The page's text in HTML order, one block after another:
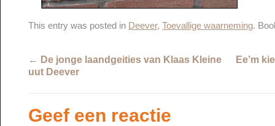
This entry was posted in Deever, Toevallige waarneming.
← De jonge laandgeities van Klaas Kleine
uut Deever
Ee’m
Geef een reactie